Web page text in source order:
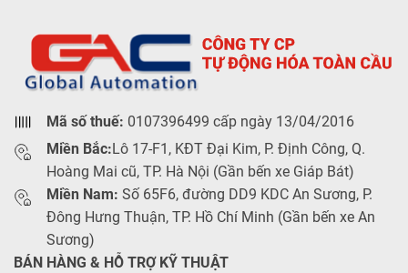
Mã số thuế: 0107396499 cấp ngày 13/04/2016
Miền Bắc:Lô 17-F1, KĐT Đại Kim, P. Định Công, Q.
Hoàng Mai cũ, TP. Hà Nội (Gần bến xe Giáp Bát)
Miền Nam: Số 65F6, đường DD9 KDC An Sương, P.
Đông Hưng Thuận, TP. Hồ Chí Minh (Gần bến xe An
Sương)
BÁN HÀNG & HỖ TRỢ KỸ THUẬT